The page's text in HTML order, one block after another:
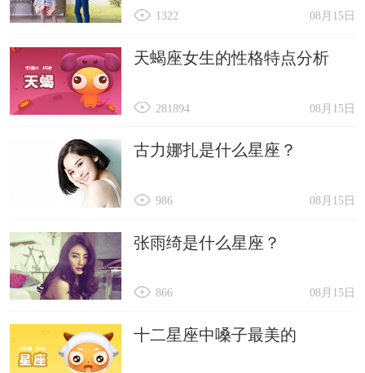
08月15日
1322
天蝎座女生的性格特点分析
08月15日
281894
古力娜扎是什么星座？
08月15日
986
张雨绮是什么星座？
08月15日
866
十二星座中嗓子最美的